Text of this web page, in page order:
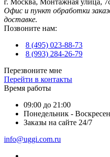
Офис и пункт обработки
доставке.
Позвоните нам:
8 (495) 023-88-73
8 (993) 284-26-79
Перезвоните мне
Перейти в контакты
Время работы
09:00 до 21:00
Понедельник -
Заказы на сайте 24/7
info@uggi.com.ru